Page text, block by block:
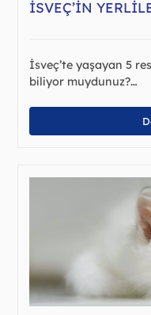
İSVEÇ’IN
İsveç’te yaşayan 5
biliyor muydunuz?…